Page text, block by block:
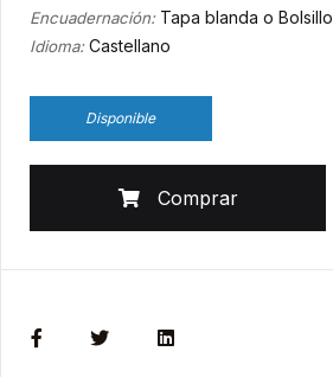
Encuadernación:Tapa blanda o Bolsillo
Idioma:Castellano
Disponible
Comprar